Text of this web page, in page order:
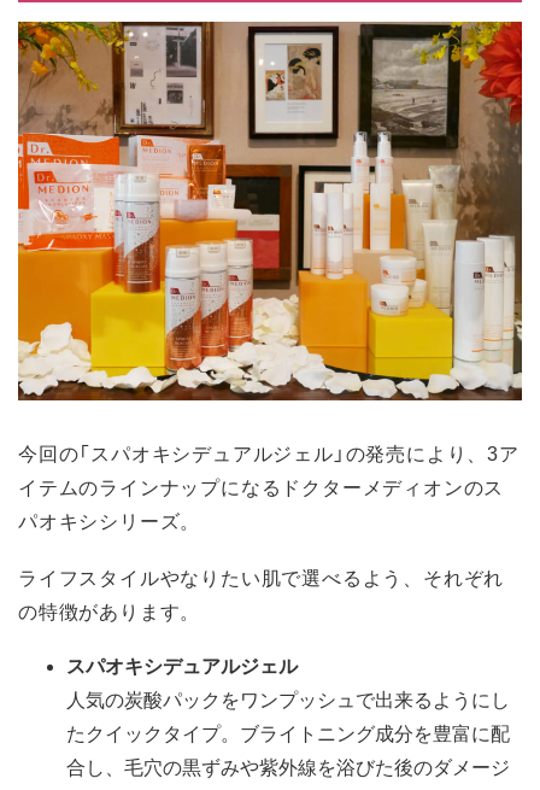
今回の「スパオキシデュアルジェル」の発売により、3ア
イテムのラインナップになるドクターメディオンのス
パオキシシリーズ。
ライフスタイルやなりたい肌で選べるよう、それぞれ
の特徴があります。
スパオキシデュアルジェル
人気の炭酸パックをワンプッシュで出来るようにし
たクイックタイプ。ブライトニング成分を豊富に配
合し、毛穴の黒ずみや紫外線を浴びた後のダメージ